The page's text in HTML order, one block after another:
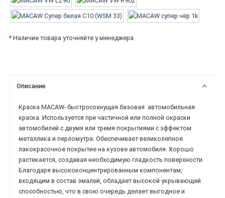
* Наличие товара уточняйте у менеджера
Описание
Краска MACAW-быстросохнущая базовая автомобильная
краска. Используется при частичной или полной окраски
автомобилей с двумя или тремя покрытиями с эффектом
металлика и перломутра. Обеспечивает великолепное
лакокрасочное покрытие на кузове автомобиля. Хорошо
растекается, создавая необходимую гладкость поверхности.
Благодаря высококонцентрированным компонентам,
входящим в состав эмалей, обладает высокой укрывающей
способностью, что в свою очередь делает выгодное и